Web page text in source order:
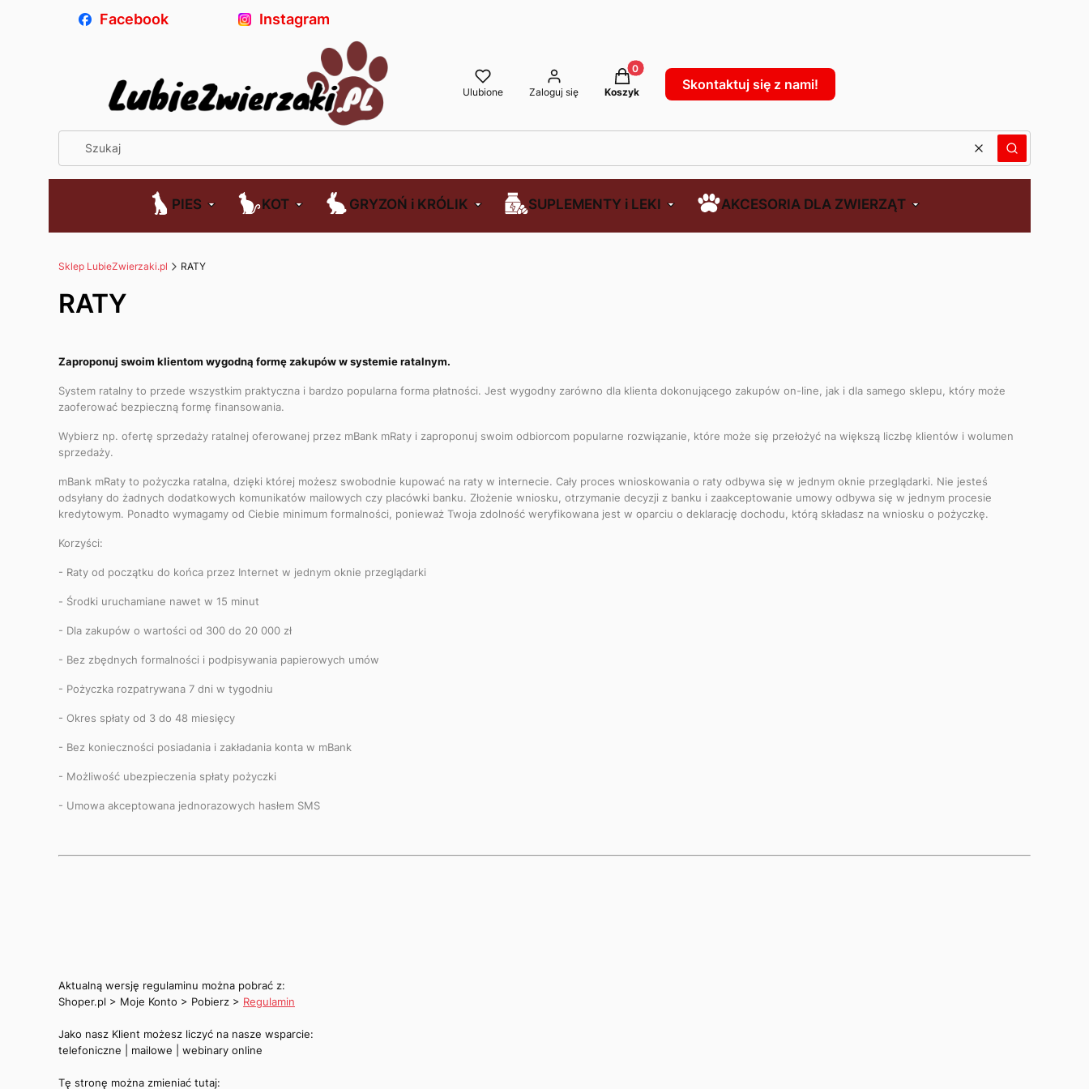
Facebook Instagram
Ulubione Zaloguj się
Produkty w koszyku: 0. Zobacz szczegóły
Koszyk Skontaktuj się z nami!
WyczyśćSzukaj
PIES KOT GRYZOŃ i KRÓLIK SUPLEMENTY i LEKI AKCESORIA DLA ZWIERZĄT
Sklep LubieZwierzaki.pl RATY
RATY
Zaproponuj swoim klientom wygodną formę zakupów w systemie ratalnym.
System ratalny to przede wszystkim praktyczna i bardzo popularna forma płatności. Jest wygodny zarówno dla klienta dokonującego zakupów on-line, jak i dla samego sklepu, który może
zaoferować bezpieczną formę finansowania.
Wybierz np. ofertę sprzedaży ratalnej oferowanej przez mBank mRaty i zaproponuj swoim odbiorcom popularne rozwiązanie, które może się przełożyć na większą liczbę klientów i wolumen
sprzedaży.
mBank mRaty to pożyczka ratalna, dzięki której możesz swobodnie kupować na raty w internecie. Cały proces wnioskowania o raty odbywa się w jednym oknie przeglądarki. Nie jesteś
odsyłany do żadnych dodatkowych komunikatów mailowych czy placówki banku. Złożenie wniosku, otrzymanie decyzji z banku i zaakceptowanie umowy odbywa się w jednym procesie
kredytowym. Ponadto wymagamy od Ciebie minimum formalności, ponieważ Twoja zdolność weryfikowana jest w oparciu o deklarację dochodu, którą składasz na wniosku o pożyczkę.
Korzyści:
- Raty od początku do końca przez Internet w jednym oknie przeglądarki
- Środki uruchamiane nawet w 15 minut
- Dla zakupów o wartości od 300 do 20 000 zł
- Bez zbędnych formalności i podpisywania papierowych umów
- Pożyczka rozpatrywana 7 dni w tygodniu
- Okres spłaty od 3 do 48 miesięcy
- Bez konieczności posiadania i zakładania konta w mBank
- Możliwość ubezpieczenia spłaty pożyczki
- Umowa akceptowana jednorazowych hasłem SMS
Aktualną wersję regulaminu można pobrać z:
Shoper.pl > Moje Konto > Pobierz > Regulamin
Jako nasz Klient możesz liczyć na nasze wsparcie:
telefoniczne | mailowe | webinary online
Tę stronę można zmieniać tutaj: